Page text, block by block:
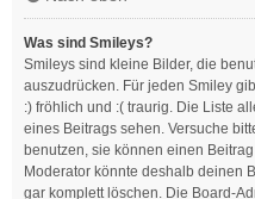
Was sind Smileys?
Smileys sind kleine Bilder, die
auszudrücken. Für jeden Smiley
:) fröhlich und :( traurig. Die Liste
eines Beitrags sehen. Versuche
benutzen, sie können einen
Moderator könnte deshalb deinen
gar komplett löschen. Die Board-